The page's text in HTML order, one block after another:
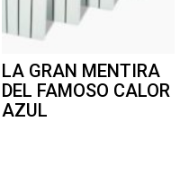
LA GRAN MENTIRA
DEL FAMOSO CALOR
AZUL